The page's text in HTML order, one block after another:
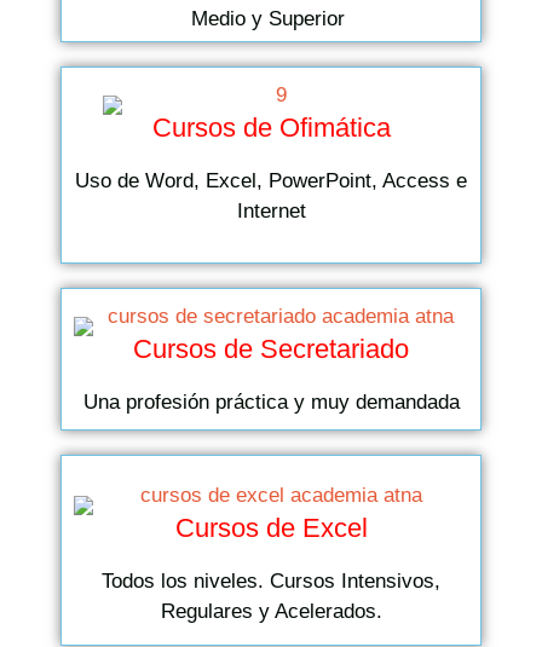
Medio y Superior
Cursos de Ofimática
Uso de Word, Excel, PowerPoint, Access e
Internet
Cursos de Secretariado
Una profesión práctica y muy demandada
Cursos de Excel
Todos los niveles. Cursos Intensivos,
Regulares y Acelerados.